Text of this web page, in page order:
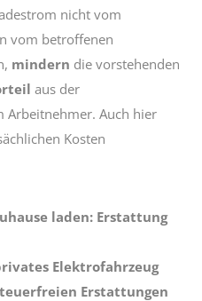
nicht vom
vom betroffenen
mindern die vorstehenden
aus der
Arbeitnehmer. Auch hier
Kosten
laden: Erstattung
Elektrofahrzeug
Erstattungen